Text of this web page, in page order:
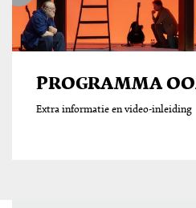
PROGRAMMA
Extra informatie en video-inleiding